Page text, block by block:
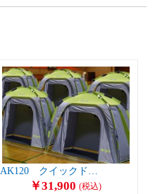
AK120 クイックド…
￥31,900(税込)